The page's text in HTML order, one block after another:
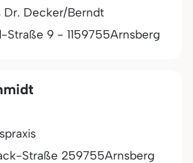
Dr. Decker/Berndt
9 - 1159755Arnsberg
Straße 259755Arnsberg